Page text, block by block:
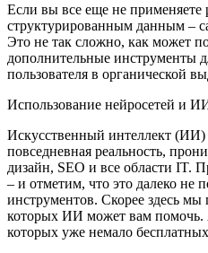
Если вы все еще не применяете
структурированным данным –
Это не так сложно, как может
дополнительные инструменты
пользователя в органической
Использование нейросетей и
Искусственный интеллект (ИИ)
повседневная реальность,
дизайн, SEO и все области IT.
– и отметим, что это далеко не
инструментов. Скорее здесь мы
которых ИИ может вам помочь.
которых уже немало